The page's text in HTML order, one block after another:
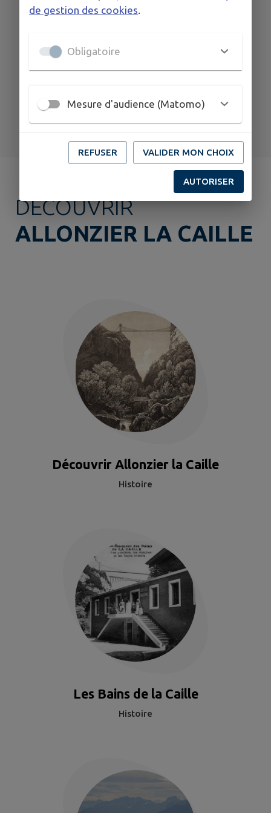
AOÛT
TOUS LES ÉVÉNEMENTS
DÉCOUVRIR
ALLONZIER LA CAILLE
Découvrir Allonzier la Caille
Histoire
Les Bains de la Caille
Histoire
de gestion des cookies
Obligatoire
Mesure d'audience (Matomo)
REFUSER VALIDER MON CHOIX
AUTORISER